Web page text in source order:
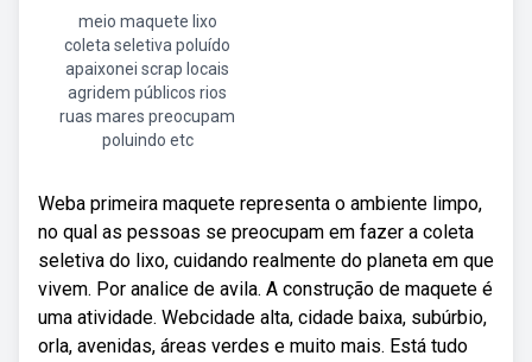
meio maquete lixo
coleta seletiva poluído
apaixonei scrap locais
agridem públicos rios
ruas mares preocupam
poluindo etc
Weba primeira maquete representa o ambiente limpo,
no qual as pessoas se preocupam em fazer a coleta
seletiva do lixo, cuidando realmente do planeta em que
vivem. Por analice de avila. A construção de maquete é
uma atividade. Webcidade alta, cidade baixa, subúrbio,
orla, avenidas, áreas verdes e muito mais. Está tudo